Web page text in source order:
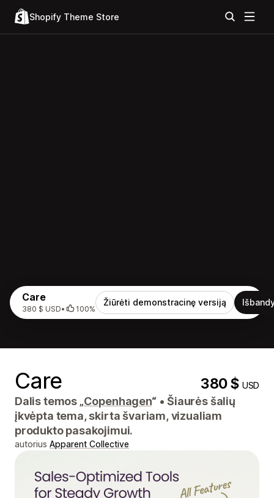
Shopify Theme Store
Care
380 $ USD• 100%
Žiūrėti demonstracinę versiją
Care 380 $USD
Dalis temos „Copenhagen“ • Šiaurės šalių
įkvėpta tema, skirta švariam, vizualiam
produkto pasakojimui.
autorius Apparent Collective